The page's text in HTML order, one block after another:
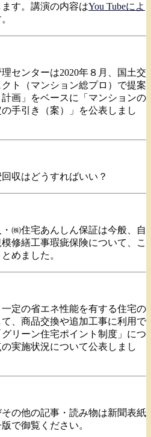
す。講演の内容はYou Tubeによ
センターは2020年８月、国土交
ト（マンション総プロ）で提案
画」をベースに「マンションの
手引き（案）」を公表しまし
収はどうすればいい？
㈱住宅あんしん保証は今般、自
修繕工事瑕疵保険について、こ
めました。
定の省エネ性能を有する住宅の
、商品交換や追加工事に利用で
リーン住宅ポイント制度」につ
実施状況について公表しまし
の他の記事・読み物は新聞表紙
で御覧ください。